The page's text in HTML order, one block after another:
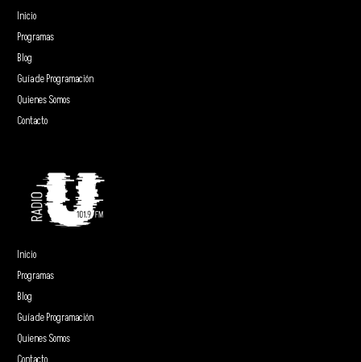
Inicio
Programas
Blog
Guía de Programación
Quienes Somos
Contacto
Inicio
Programas
Blog
Guía de Programación
Quienes Somos